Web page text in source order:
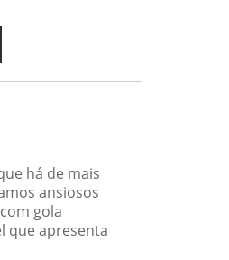
há de mais
ansiosos
gola
que apresenta